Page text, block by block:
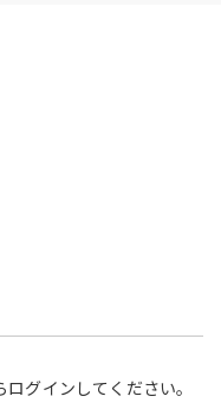
グインしてください。